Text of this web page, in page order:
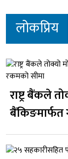
लोकप्रिय
राष्ट्र बैंकले
बैंकिङमार्फत